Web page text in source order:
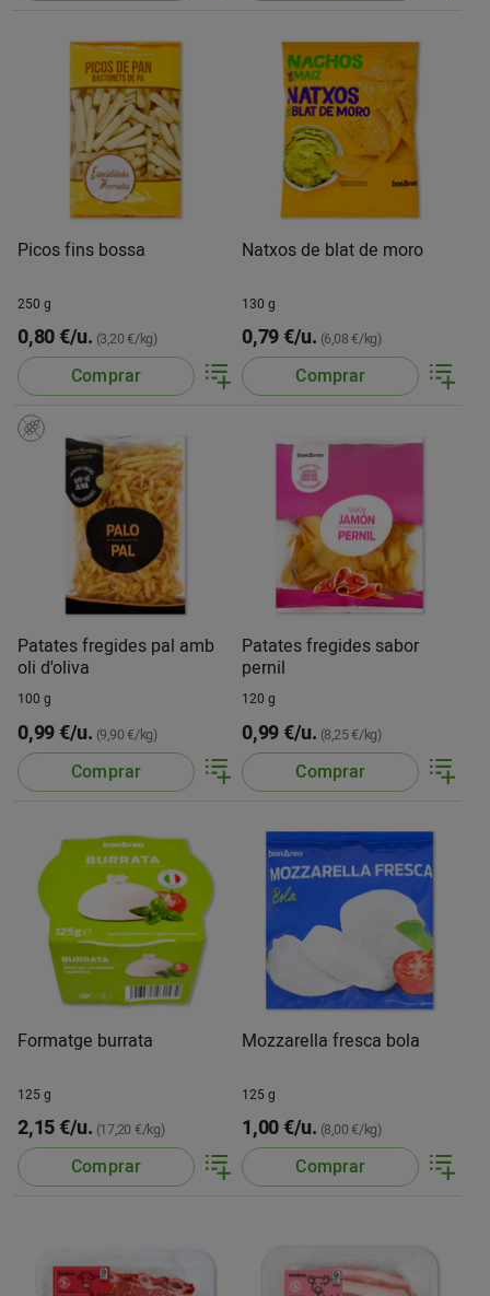
Picos fins bossa
250 g
0,80 €/u. (3,20 €/kg)
Comprar
Natxos de blat de moro
130 g
0,79 €/u. (6,08 €/kg)
Comprar
Patates fregides pal amb
oli d'oliva
100 g
0,99 €/u. (9,90 €/kg)
Comprar
Patates fregides sabor
pernil
120 g
0,99 €/u. (8,25 €/kg)
Comprar
Formatge burrata
125 g
2,15 €/u. (17,20 €/kg)
Comprar
Mozzarella fresca bola
125 g
1,00 €/u. (8,00 €/kg)
Comprar